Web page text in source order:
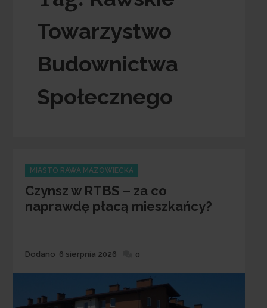
Towarzystwo
Budownictwa
Społecznego
Categories
MIASTO RAWA MAZOWIECKA
Czynsz w RTBS – za co
naprawdę płacą mieszkańcy?
Dodane
Dodano 6 sierpnia 2026 0